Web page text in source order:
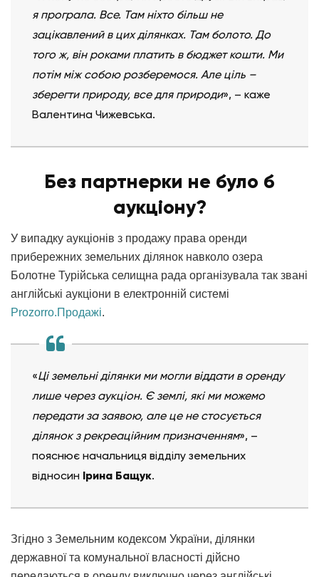
я програла. Все. Там ніхто більш не
зацікавлений в цих ділянках. Там болото. До
того ж, він роками платить в бюджет кошти. Ми
потім між собою розберемося. Але ціль –
зберегти природу, все для природи», – каже
Валентина Чижевська.
Без партнерки не було б
аукціону?
У випадку аукціонів з продажу права оренди
прибережних земельних ділянок навколо озера
Болотне Турійська селищна рада організувала так звані
англійські аукціони в електронній системі
Prozorro.Продажі.
«Ці земельні ділянки ми могли віддати в оренду
лише через аукціон. Є землі, які ми можемо
передати за заявою, але це не стосується
ділянок з рекреаційним призначенням», –
пояснює начальниця відділу земельних
відносин Ірина Бащук.
Згідно з Земельним кодексом України, ділянки
державної та комунальної власності дійсно